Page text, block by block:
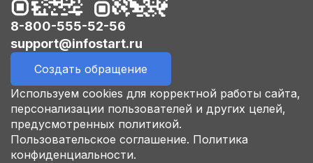
8-800-555-52-56
support@infostart.ru
Создать обращение
Используем cookies для корректной работы сайта,
персонализации пользователей и других целей,
предусмотренных политикой.
Пользовательское соглашение. Политика
конфиденциальности.